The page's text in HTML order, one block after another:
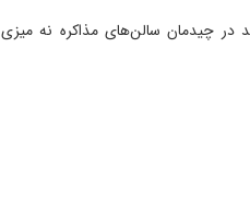
در چیدمان سالن‌های مذاکره نه میزی